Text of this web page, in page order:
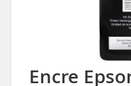
Encre
Skip